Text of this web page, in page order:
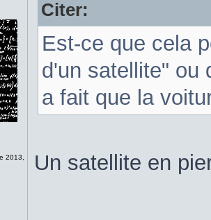
2013,
Citer:
Est-ce que cela
d'un satellite" ou
a fait que la
Un satellite en